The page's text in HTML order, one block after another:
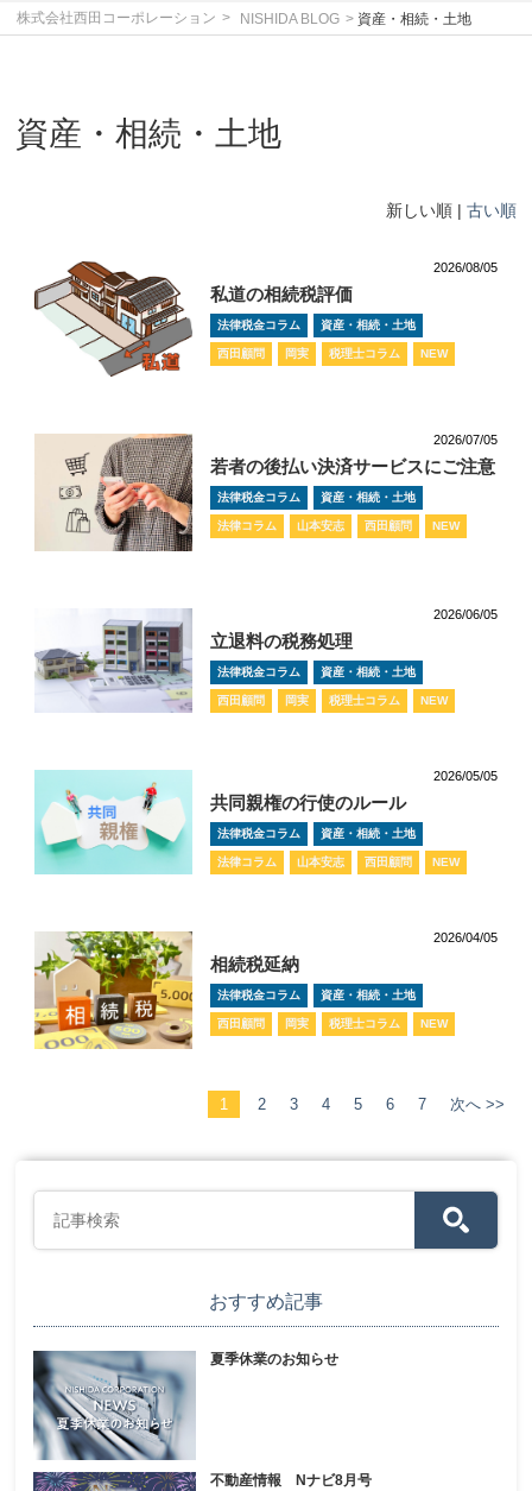
株式会社西田コーポレーション NISHIDA BLOG 資産・相続・土地
資産・相続・土地
新しい順 | 古い順
2026/08/05
私道の相続税評価
法律税金コラム 資産・相続・土地
西田顧問 岡実 税理士コラム NEW
2026/07/05
若者の後払い決済サービスにご注意
法律税金コラム 資産・相続・土地
法律コラム 山本安志 西田顧問 NEW
2026/06/05
立退料の税務処理
法律税金コラム 資産・相続・土地
西田顧問 岡実 税理士コラム NEW
2026/05/05
共同親権の行使のルール
法律税金コラム 資産・相続・土地
法律コラム 山本安志 西田顧問 NEW
2026/04/05
相続税延納
法律税金コラム 資産・相続・土地
西田顧問 岡実 税理士コラム NEW
1 2 3 4 5 6 7 次へ >>
おすすめ記事
夏季休業のお知らせ
不動産情報 Nナビ8月号